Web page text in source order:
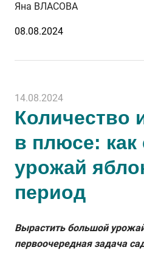
Яна ВЛАСОВА
08.08.2024
14.08.2024
Количество
в плюсе: как
урожай
период
Вырастить большой
первоочередная задача